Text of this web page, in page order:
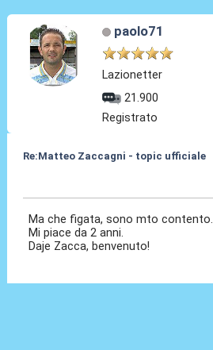
paolo71
Lazionetter
21.900
Registrato
Re:Matteo Zaccagni - topic ufficiale
Ma che figata, sono mto contento.
Mi piace da 2 anni.
Daje Zacca, benvenuto!